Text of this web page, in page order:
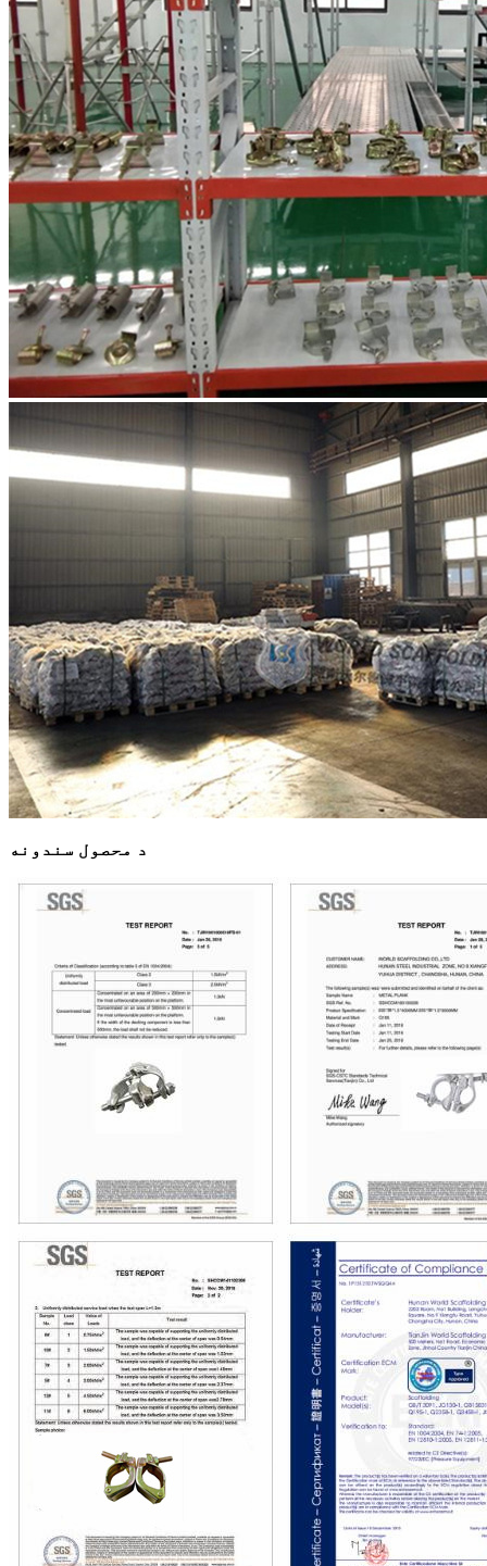
د محصول سندونه